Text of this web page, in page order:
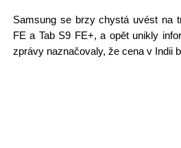
Samsung se brzy chystá uvést na
FE a Tab S9 FE+, a opět unikly
zprávy naznačovaly, že cena v Indii